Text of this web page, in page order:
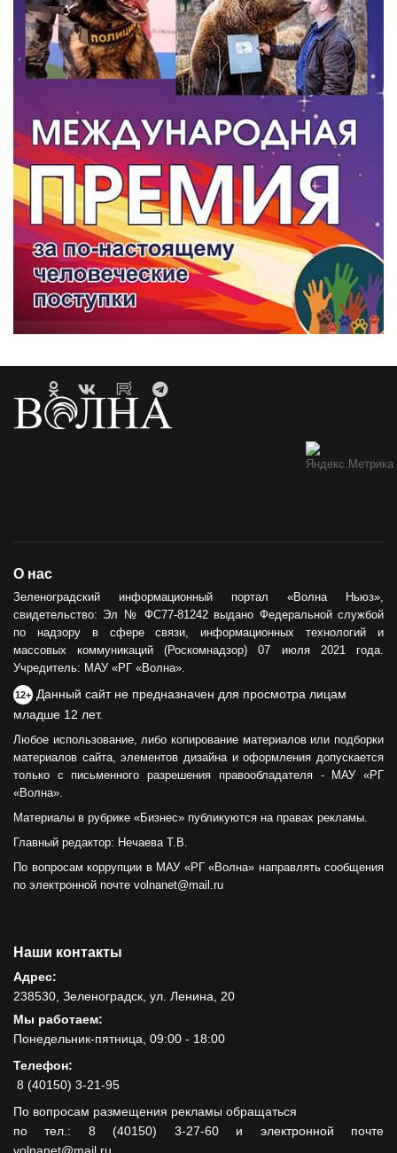
О нас
Зеленоградский информационный портал «Волна Ньюз»,
свидетельство: Эл № ФС77-81242 выдано Федеральной службой
по надзору в сфере связи, информационных технологий и
массовых коммуникаций (Роскомнадзор) 07 июля 2021 года.
Учредитель: МАУ «РГ «Волна».
12+ Данный сайт не предназначен для просмотра лицам
младше 12 лет.
Любое использование, либо копирование материалов или подборки
материалов сайта, элементов дизайна и оформления допускается
только с письменного разрешения правообладателя - МАУ «РГ
«Волна».
Материалы в рубрике «Бизнес» публикуются на правах рекламы.
Главный редактор: Нечаева Т.В.
По вопросам коррупции в МАУ «РГ «Волна» направлять сообщения
по электронной почте volnanet@mail.ru
Наши контакты
Адрес:
238530, Зеленоградск, ул. Ленина, 20
Мы работаем:
Понедельник-пятница, 09:00 - 18:00
Телефон:
8 (40150) 3-21-95
По вопросам размещения рекламы обращаться
по тел.: 8 (40150) 3-27-60 и электронной почте
volnanet@mail.ru